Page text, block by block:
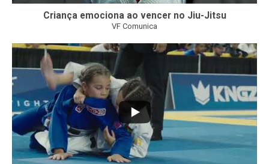
Criança emociona ao vencer no Jiu-Jitsu
VF Comunica
...